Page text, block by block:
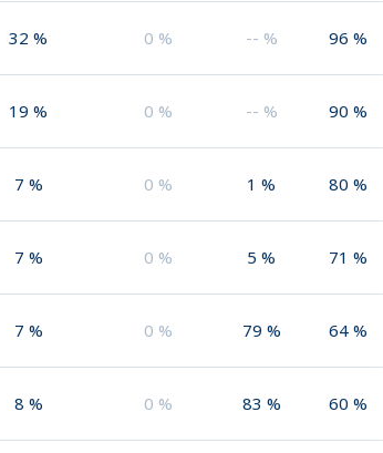
32 % 0 % -- % 96 %
19 % 0 % -- % 90 %
7 % 0 % 1 % 80 %
7 % 0 % 5 % 71 %
7 % 0 % 79 % 64 %
8 % 0 % 83 % 60 %